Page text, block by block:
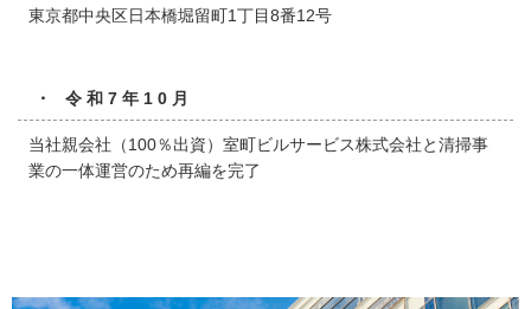
東京都中央区日本橋堀留町1丁目8番12号
・ 令和7年10月
当社親会社（100％出資）室町ビルサービス株式会社と清掃事
業の一体運営のため再編を完了